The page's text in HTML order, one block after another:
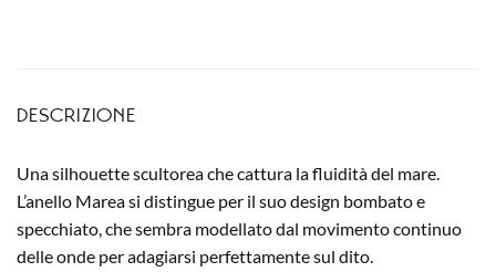
DESCRIZIONE
Una silhouette scultorea che cattura la fluidità del mare.
L’anello Mareasi distingue per il suo design bombato e
specchiato, che sembra modellato dal movimento continuo
delle onde per adagiarsi perfettamente sul dito.